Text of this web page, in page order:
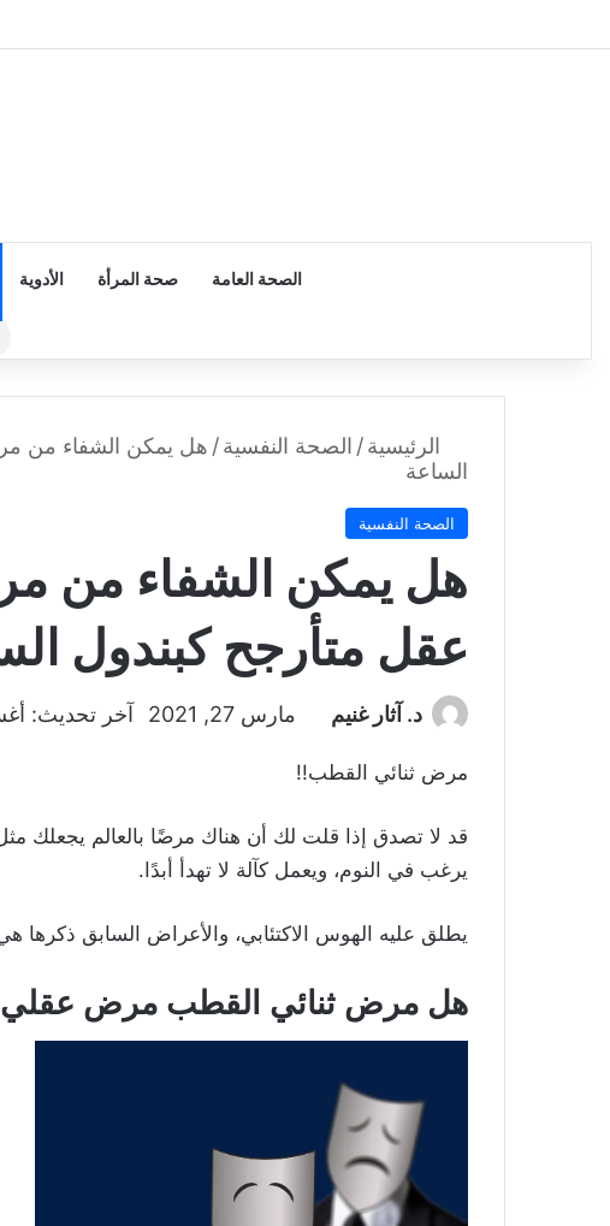
الرئيسيةالصحة العامة صحة المرأة الأدوية
الرئيسية/ الصحة النفسية/ هل يمكن الشفاء من
الساعة
الصحة النفسية
هل يمكن الشفاء من
عقل متأرجح كبندول
د. آثار غنيم مارس 27, 2021 آخر تحديث: أغسطس
مرض ثنائي القطب!!
قد لا تصدق إذا قلت لك أن هناك مرضًا بالعالم يجعلك
يرغب في النوم، ويعمل كآلة لا تهدأ أبدًا.
يطلق عليه الهوس الاكتئابي، والأعراض السابق
هل مرض ثنائي القطب مرض